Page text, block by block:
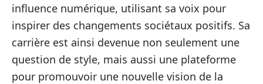
influence numérique, utilisant sa voix pour
inspirer des changements sociétaux positifs. Sa
carrière est ainsi devenue non seulement une
question de style, mais aussi une plateforme
pour promouvoir une nouvelle vision de la